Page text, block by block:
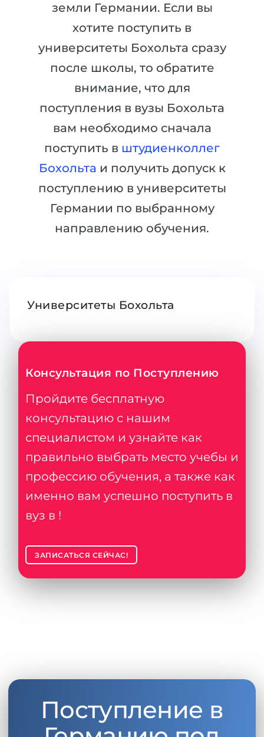
Специальности
Примеры вакансий
КАРЬЕРНОЕ ОРИЕНТИРОВАНИЕ
Успехна
100%
Наши студенты успешно поступают
Инженерия
Менеджмент
Другая специальность
Армения
Беларусь
земли Германии. Если вы
хотите поступить в
университеты Бохольта сразу
после школы, то обратите
внимание, что для
поступления в вузы Бохольта
вам необходимо сначала
поступить в штудиенколлег
Бохольта и получить допуск к
поступлению в университеты
Германии по выбранному
направлению обучения.
Университеты Бохольта
Консультация по Поступлению
Пройдите бесплатную
консультацию с нашим
специалистом и узнайте как
правильно выбрать место учебы и
профессию обучения, а также как
именно вам успешно поступить в
вуз в !
ЗАПИСАТЬСЯ СЕЙЧАС!
Поступление в